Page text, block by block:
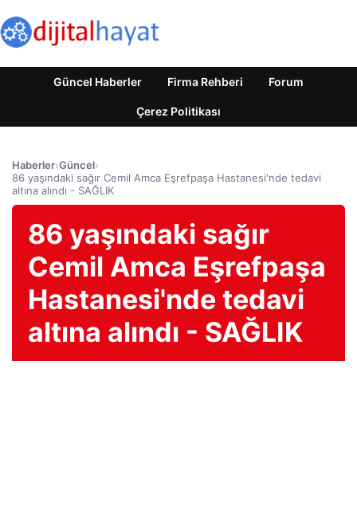
Güncel Haberler Firma Rehberi Forum
Çerez Politikası
Haberler›Güncel›
86 yaşındaki sağır Cemil Amca Eşrefpaşa Hastanesi'nde tedavi
altına alındı ​​- SAĞLIK
86 yaşındaki sağır
Cemil Amca Eşrefpaşa
Hastanesi'nde tedavi
altına alındı ​​- SAĞLIK